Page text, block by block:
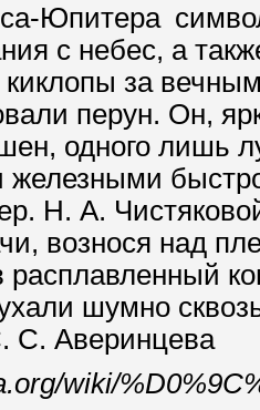
Юпитера
с небес, а
за
перун. Он,
одного лишь
железными
Н. А.
вознося над
шумно
С. Аверинцева
wiki/